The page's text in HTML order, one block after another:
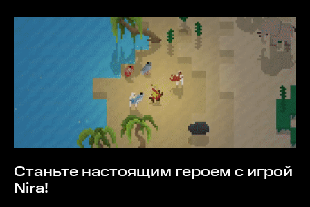
Станьте настоящим героем с игрой
Nira!